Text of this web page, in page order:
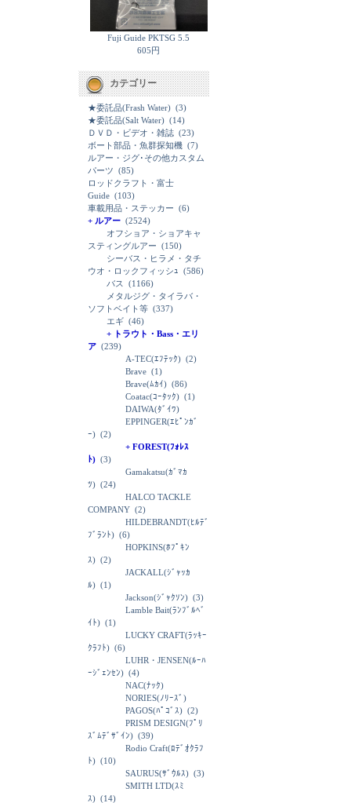
Fuji Guide PKTSG 5.5
605円
カテゴリー
★委託品(Frash Water) (3)
★委託品(Salt Water) (14)
ＤＶＤ・ビデオ・雑誌 (23)
ボート部品・魚群探知機 (7)
ルアー・ジグ･その他カスタム
パーツ (85)
ロッドクラフト・富士
Guide (103)
車載用品・ステッカー (6)
+ ルアー (2524)
オフショア・ショアキャ
スティングルアー (150)
シーバス・ヒラメ・タチ
ウオ・ロックフィッシｭ (586)
バス
(1166)
メタルジグ・タイラバ・
ソフトベイト等 (337)
エギ (46)
+ トラウト・Bass・エリ
ア (239)
A-TEC(ｴﾌﾃｯｸ) (2)
Brave (1)
Brave(ﾑｶｲ) (86)
Coatac(ｺｰﾀｯｸ) (1)
DAIWA(ﾀﾞｲﾜ)
EPPINGER(ｴﾋﾟﾝｶﾞ
ｰ) (2)
+ FOREST(ﾌｫﾚｽ
ﾄ) (3)
Gamakatsu(ｶﾞﾏｶ
ﾂ) (24)
HALCO TACKLE
COMPANY (2)
HILDEBRANDT(ﾋﾙﾃﾞ
ﾌﾞﾗﾝﾄ) (6)
HOPKINS(ﾎﾌﾟｷﾝ
ｽ) (2)
JACKALL(ｼﾞｬｯｶ
ﾙ) (1)
Jackson(ｼﾞｬｸｿﾝ) (3)
Lamble Bait(ﾗﾝﾌﾞﾙﾍﾞ
ｲﾄ) (1)
LUCKY CRAFT(ﾗｯｷｰ
ｸﾗﾌﾄ) (6)
LUHR・JENSEN(ﾙｰﾊ
ｰｼﾞｪﾝｾﾝ) (4)
NAC(ﾅｯｸ)
NORIES(ﾉﾘｰｽﾞ)
PAGOS(ﾊﾟｺﾞｽ) (2)
PRISM DESIGN(ﾌﾟﾘ
ｽﾞﾑﾃﾞｻﾞｲﾝ) (39)
Rodio Craft(ﾛﾃﾞｵｸﾗﾌ
ﾄ) (10)
SAURUS(ｻﾞｳﾙｽ) (3)
SMITH LTD(ｽﾐ
ｽ) (14)